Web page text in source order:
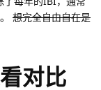
想完全自由自在是
对比